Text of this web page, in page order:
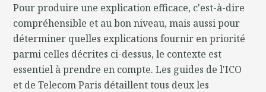
Pour produire une explication efficace, c'est-à-dire
compréhensible et au bon niveau, mais aussi pour
déterminer quelles explications fournir en priorité
parmi celles décrites ci-dessus, le contexte est
essentiel à prendre en compte. Les guides de l'ICO
et de Telecom Paris détaillent tous deux les